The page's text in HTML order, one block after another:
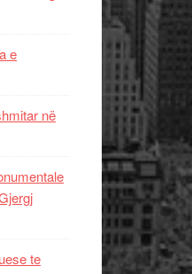
e
në
te